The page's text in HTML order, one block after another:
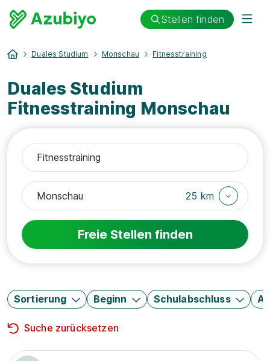
Stellen finden
Duales Studium Monschau Fitnesstraining
Duales Studium
Fitnesstraining Monschau
25 km
Freie Stellen finden
Sortierung Beginn Schulabschluss
Suche zurücksetzen